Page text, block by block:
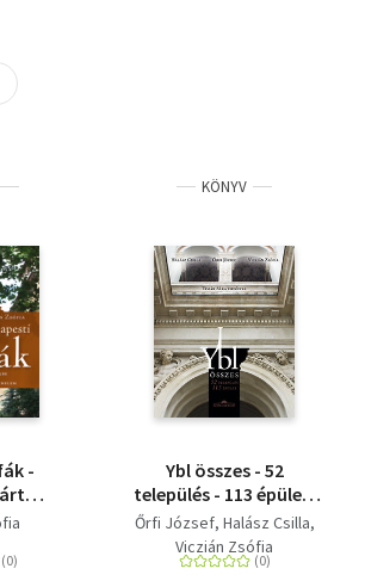
-
KÖNYV
Ybl összes - 52
település - 113 épület,
második kiadás
Őrfi József Halász Csilla
Viczián Zsófia